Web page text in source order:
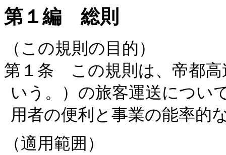
第１編 総則
（この規則の目的）
第１条 この規則は、帝都高
いう。）の旅客運送につい
用者の便利と事業の能率的
（適用範囲）